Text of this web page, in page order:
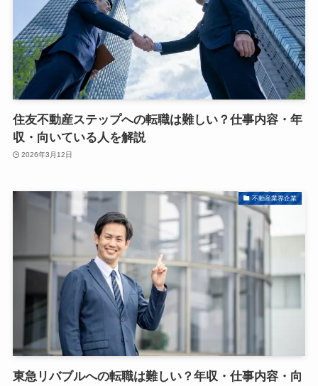
住友不動産ステップへの転職は難しい？仕事内容・年
収・向いている人を解説
2026年3月12日
不動産業界企業
東急リバブルへの転職は難しい？年収・仕事内容・向